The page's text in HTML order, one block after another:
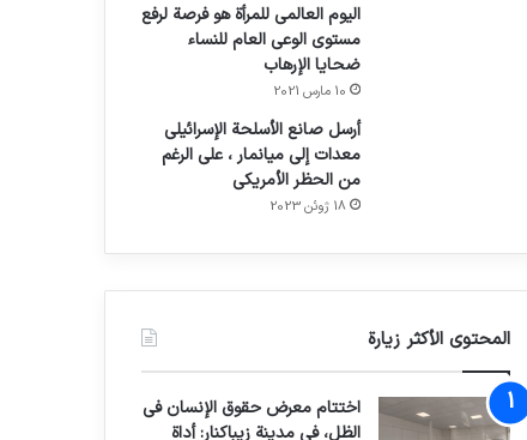
اليوم العالمي للمرأة هو فرصة لرفع
مستوى الوعي العام للنساء
ضحايا الإرهاب
10 مارس 2021
أرسل صانع الأسلحة الإسرائيلي
معدات إلى ميانمار ، على الرغم
من الحظر الأمريكي
18 ژوئن 2023
المحتوى الأكثر زيارة
اختتام معرض حقوق الإنسان في
الظل، في مدينة زيباكنار: أداة